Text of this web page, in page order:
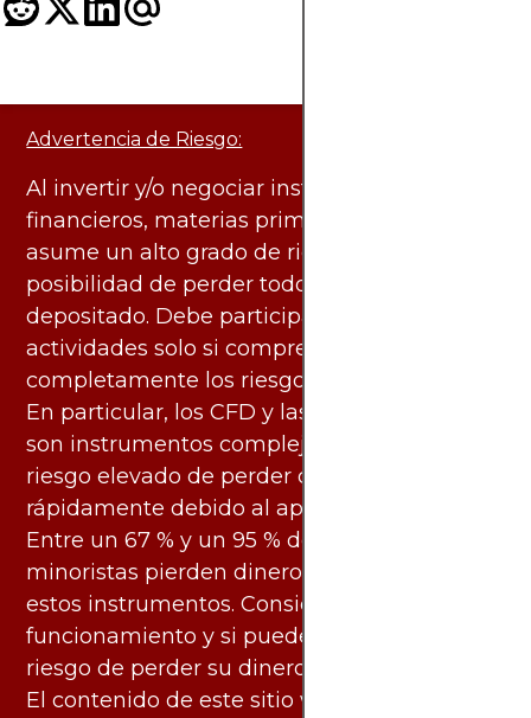
Advertencia de Riesgo:
Al invertir y/o negociar instrumentos
financieros, materias primas y otros activos,
asume un alto grado de riesgo. Existe la
posibilidad de perder todo el capital
depositado. Debe participar en estas
actividades solo si comprende
completamente los riesgos asociados.
En particular, los CFD y las criptomonedas
son instrumentos complejos y conllevan un
riesgo elevado de perder dinero
rápidamente debido al apalancamiento.
Entre un 67 % y un 95 % de los inversores
minoristas pierden dinero al negociar con
estos instrumentos. Considere si entiende su
funcionamiento y si puede asumir el alto
riesgo de perder su dinero.
El contenido de este sitio web y los servicios